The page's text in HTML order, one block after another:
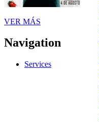
VER MÁS
Navigation
Services